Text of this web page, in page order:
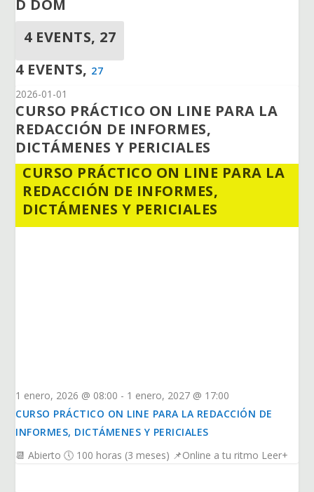
D DOM
4 EVENTS, 27
4 EVENTS, 27
2026-01-01
CURSO PRÁCTICO ON LINE PARA LA
REDACCIÓN DE INFORMES,
DICTÁMENES Y PERICIALES
CURSO PRÁCTICO ON LINE PARA LA
REDACCIÓN DE INFORMES,
DICTÁMENES Y PERICIALES
1 enero, 2026 @ 08:00 - 1 enero, 2027 @ 17:00
CURSO PRÁCTICO ON LINE PARA LA REDACCIÓN DE
INFORMES, DICTÁMENES Y PERICIALES
📆 Abierto 🕔 100 horas (3 meses) 📌Online a tu ritmo Leer+